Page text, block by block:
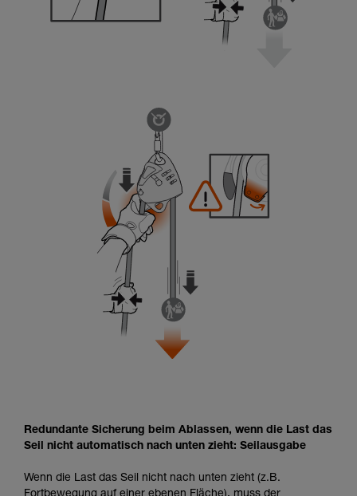
Redundante Sicherung beim Ablassen, wenn die Last das
Seil nicht automatisch nach unten zieht: Seilausgabe
Wenn die Last das Seil nicht nach unten zieht (z.B.